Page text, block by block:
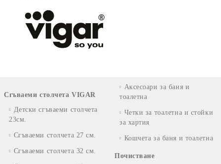
Сгъваеми столчета VIGAR
Детски сгъваеми столчета
23см.
Сгъваеми столчета 27 см.
Сгъваеми столчета 32 см.
Аксесоари за баня и
тоалетна
Четки за тоалетна и стойки
за хартия
Кошчета за баня и тоалетна
Почистване